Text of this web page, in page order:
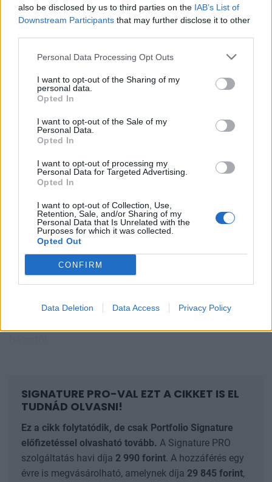
also be disclosed by us to third parties on the IAB’s List of
Downstream Participants that may further disclose it to other
Personal Data Processing Opt Outs
I want to opt-out of the Sharing of my
personal data.
Opted In
I want to opt-out of the Sale of my
Personal Data.
Opted In
I want to opt-out of processing my
Personal Data for Targeted Advertising.
Opted In
I want to opt-out of Collection, Use,
Retention, Sale, and/or Sharing of my
Personal Data that Is Unrelated with the
Purposes for which it was collected.
Opted Out
CONFIRM
Data Deletion Data Access Privacy Policy
emelkedtek, az amerikai haszongépjármű-
szegmens viszont 23 százalékkal esett vissza. A
magára az érdemi fordulat, bár a Rába
mezőgazdasághoz kapcsolódó termékei iránti
kereslet összességében 2 százalékkal meghaladta
A költségoldalon vegyes volt a kép. Az acél- és
energiaárak a bázisidőszakhoz képest kedvezőbben
alakultak, a bérszínvonal viszont tovább emelkedett.
jövedelmezőségre.
A Rába csoport
13,3 milliárd forint volt, ami 8,3 százalékos
visszaesést jelent az egy évvel korábbi 14,5 milliárd
nagyobb mértékben, 18,8 százalékkal csökkent, míg
SIGNATURE PRO-VAL EZT A CIKKET IS EL
TUDNÁD OLVASNI!
Ez a cikk folytatódik, de csak Portfolio Signature
előfizetéssel olvasható tovább. A Signature PRO
szolgáltatás havi díja 2 990 forint. A hozzáférés egy
évre is megvásárolható, amelynek díja 29 845 forint,